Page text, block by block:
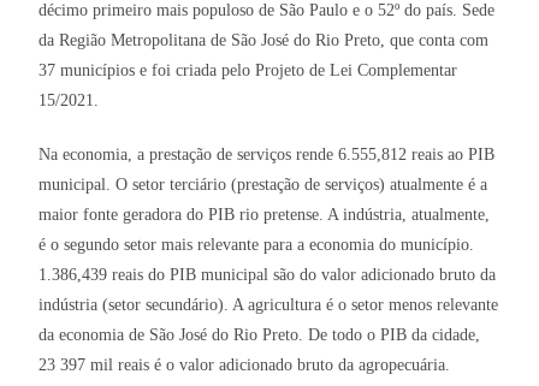
décimo primeiro mais populoso de São Paulo e o 52º do país. Sede
da Região Metropolitana de São José do Rio Preto, que conta com
37 municípios e foi criada pelo Projeto de Lei Complementar
15/2021.
Na economia, a prestação de serviços rende 6.555,812 reais ao PIB
municipal. O setor terciário (prestação de serviços) atualmente é a
maior fonte geradora do PIB rio pretense. A indústria, atualmente,
é o segundo setor mais relevante para a economia do município.
1.386,439 reais do PIB municipal são do valor adicionado bruto da
indústria (setor secundário). A agricultura é o setor menos relevante
da economia de São José do Rio Preto. De todo o PIB da cidade,
23 397 mil reais é o valor adicionado bruto da agropecuária.